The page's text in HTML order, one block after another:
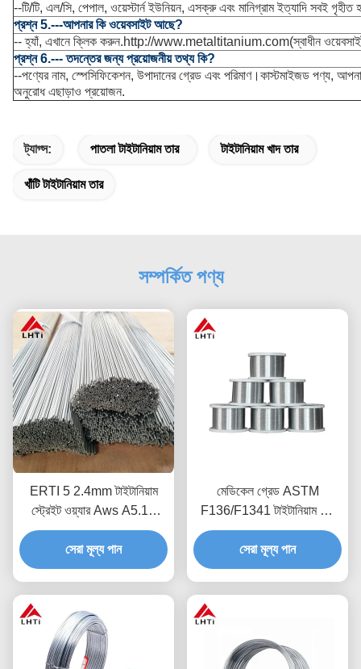
--টি/টি, এল/সি, পেপাল, ওয়েস্টার্ন ইউনিয়ন, এসক্রু এবং মানিগ্রাম ইত্যাদি সবই গৃহীত
প্রশ্ন 5.---আপনার কি ওয়েবসাইট আছে?
-- হ্যাঁ, এখানে ক্লিক করুন.http://www.metaltitanium.com(স্বাধীন
প্রশ্ন 6.--- তদন্তের জন্য প্রয়োজনীয় তথ্য কি?
--পণ্যের নাম, স্পেসিফিকেশন, উপাদানের গ্রেড এবং পরিমাণ।কাস্টমাইজড পণ্য,
অনুরোধ এছাড়াও প্রয়োজন.
ট্যাগ্স: পাতলা টাইটানিয়াম তার টাইটানিয়াম খাদ তার
খাঁটি টাইটানিয়াম তার
সম্পর্কিত পণ্য
ERTI 5 2.4mm টাইটানিয়াম
স্ট্রেইট ওয়্যার Aws A5.16
টাইটানিয়াম ওয়েল্ডিং ওয়্যার
সেরা মূল্য পান
মেডিকেল গ্রেড ASTM
F136/F1341 টাইটানিয়াম তার
Ti-6Al-4V ক্ষয়রোধী ওয়েল্ডিং তার
সেরা মূল্য পান